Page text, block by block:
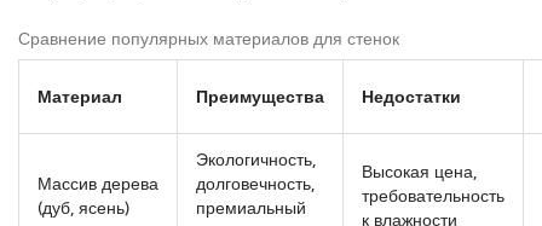
Сравнение популярных материалов для стенок
Материал Преимущества Недостатки
Массив дерева
(дуб, ясень)
Экологичность,
долговечность,
премиальный
Высокая цена,
требовательность
к влажности